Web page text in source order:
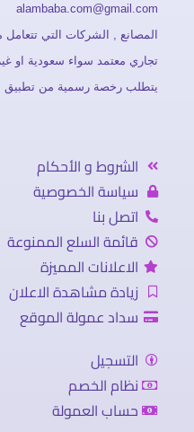
alambaba.com@gmail.com
المصانع , الشركات التي
تجاري معتمد سواء سعودية او
يتطلب رخصة رسمية من تطبيق
الشروط و الأحكام
سياسة الخصوصية
اتصل بنا
قائمة السلع الممنوعة
الاعلانات المميزة
زيادة مشاهدة الاعلان
سداد عمولة الموقع
التسجيل
نظام الخصم
حساب العمولة